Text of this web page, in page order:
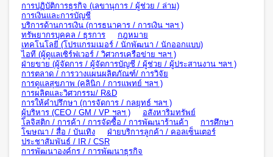
การปฏิบัติการธุรกิจ (เลขานุการ / ผู้ช่วย / ล่าม)
การเงินและการบัญชี
บริการด้านการเงิน (การธนาคาร / การเงิน ฯลฯ )
ทรัพยากรบุคคล / ธุรการ
กฎหมาย
เทคโนโลยี (โปรแกรมเมอร์ / นักพัฒนา / นักออกแบบ)
ไอที (ผู้ดูแลเซิร์ฟเวอร์ / วิศวกรเครือข่าย ฯลฯ )
ฝ่ายขาย (ผู้จัดการ / ผู้จัดการบัญชี / ผู้ช่วย / ผู้ประสานงาน ฯลฯ )
การตลาด / การวางแผนผลิตภัณฑ์/ การวิจัย
การดูแลสุขภาพ (คลินิก / การแพทย์ ฯลฯ )
การผลิตและวิศวกรรม/ R&D
การให้คำปรึกษา (การจัดการ / กลยุทธ์ ฯลฯ )
ผู้บริหาร (CEO / GM / VP ฯลฯ )
อสังหาริมทรัพย์
โลจิสติก / การค้า / การจัดซื้อ / การพัฒนาร้านค้า
การศึกษา
โฆษณา / สื่อ / บันเทิง
ฝ่ายบริการลูกค้า / คอลเซ็นเตอร์
ประชาสัมพันธ์ / IR / CSR
การพัฒนาองค์กร / การพัฒนาธุรกิจ